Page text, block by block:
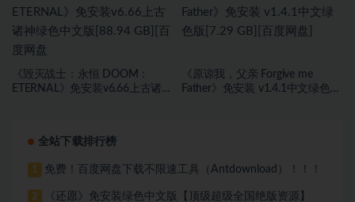
《毁灭战士：永恒 DOOM：
ETERNAL》免安装v6.66上古诸神
《原谅我，父亲 Forgive me
Father》免安装 v1.4.1中文绿色版
全站下载排行榜
1 免费！百度网盘下载不限速工具（Antdownload）！！！
2
《还愿》免安装绿色中文版【顶级超级全国绝版资源】